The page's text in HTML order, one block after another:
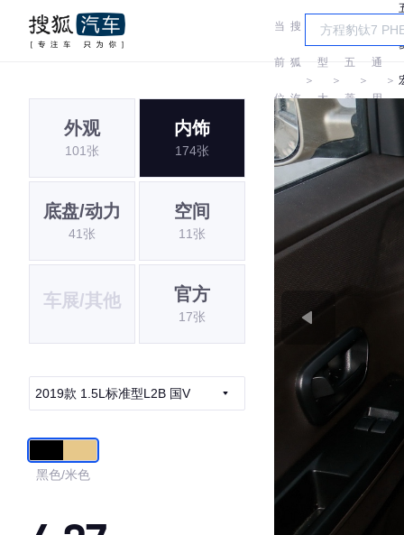
当
前
位
置:
搜
狐
汽
车
＞
车
型
大
全
＞
五
菱
＞
汽
通
用
＞
外观
101张
内饰
174张
底盘/动力
41张
空间
11张
车展/其他 官方
17张
2019款 1.5L标准型L2B 国V
黑色/米色